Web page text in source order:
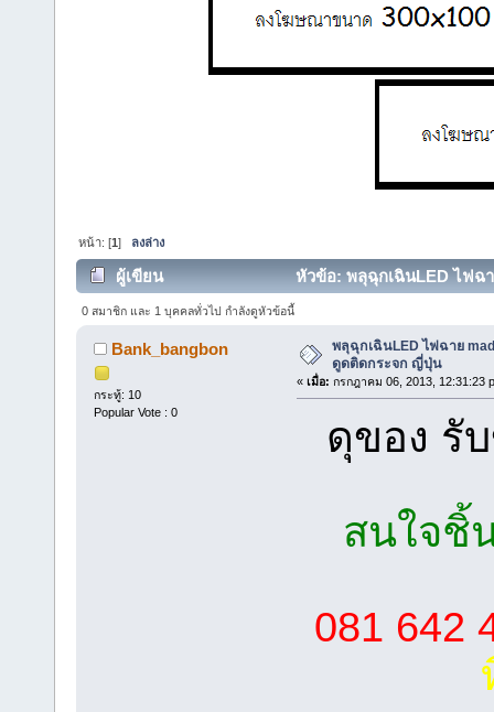
หน้า: [1] ลงล่าง
ผู้เขียน หัวข้อ: พลุฉุกเฉินLED ไฟฉ
0 สมาชิก และ 1 บุคคลทั่วไป กำลังดูหัวข้อนี้
Bank_bangbon
กระทู้: 10
Popular Vote : 0
พลุฉุกเฉินLED ไฟฉาย
ดูดติดกระจก ญี่ปุ่น
« เมื่อ: กรกฎาคม 06, 2013, 12:31:23
ดุของ รั
สนใจชิ้
081 642